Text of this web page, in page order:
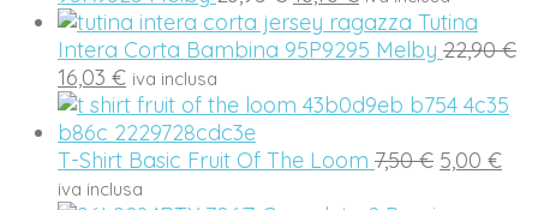
24,90 €.17,43 €.
prezzo
originale
23,95 €.
prezzo
attuale
16,76 €.
Tutina
Intera Corta Bambina 95P9295 Melby 22,90€Il
16,03 €Il
prezzo
attuale
è:
16,03 €.
iva inclusa
T-Shirt Basic Fruit Of The Loom 7,50€ Il
5,00 €Il
iva inclusa